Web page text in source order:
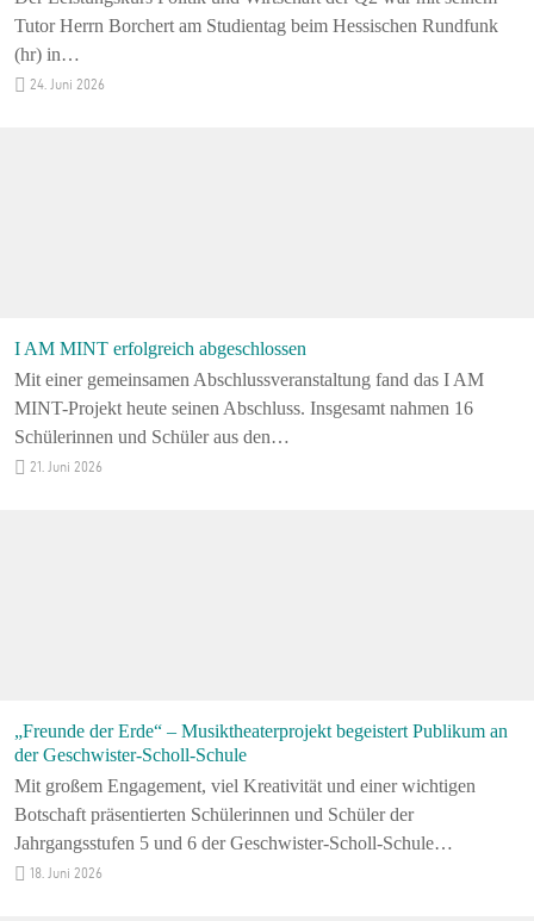
Tutor Herrn Borchert am Studientag beim Hessischen Rundfunk
(hr) in…
24. Juni 2026
I AM MINT erfolgreich abgeschlossen
Mit einer gemeinsamen Abschlussveranstaltung fand das I AM
MINT-Projekt heute seinen Abschluss. Insgesamt nahmen 16
Schülerinnen und Schüler aus den…
21. Juni 2026
„Freunde der Erde“ – Musiktheaterprojekt begeistert Publikum an
der Geschwister-Scholl-Schule
Mit großem Engagement, viel Kreativität und einer wichtigen
Botschaft präsentierten Schülerinnen und Schüler der
Jahrgangsstufen 5 und 6 der Geschwister-Scholl-Schule…
18. Juni 2026